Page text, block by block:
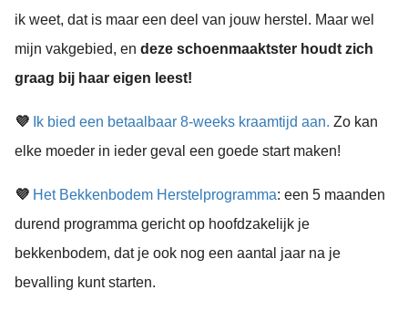
ik weet, dat is maar een deel van jouw herstel. Maar wel
mijn vakgebied, en deze schoenmaaktster houdt zich
graag bij haar eigen leest!
💜 Ik bied een betaalbaar 8-weeks kraamtijd aan. Zo kan
elke moeder in ieder geval een goede start maken!
💜 Het Bekkenbodem Herstelprogramma: een 5 maanden
durend programma gericht op hoofdzakelijk je
bekkenbodem, dat je ook nog een aantal jaar na je
bevalling kunt starten.